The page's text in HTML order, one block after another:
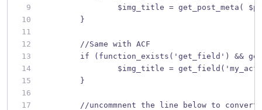
$img_title = get_post_meta(
	}
	//Same with ACF
if (function_exists('get_field') &&
$img_title =
	}
//uncommnent the line below to